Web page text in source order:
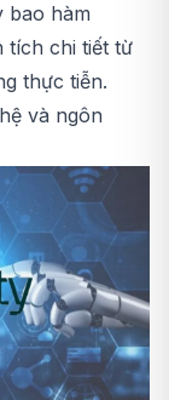
bao hàm
tích chi tiết từ
thực tiễn.
và ngôn